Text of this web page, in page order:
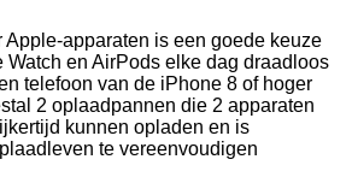
Apple-apparaten is een goede keuze
Watch en AirPods elke dag draadloos
telefoon van de iPhone 8 of hoger
2 oplaadpannen die 2 apparaten
kunnen opladen en is
te vereenvoudigen